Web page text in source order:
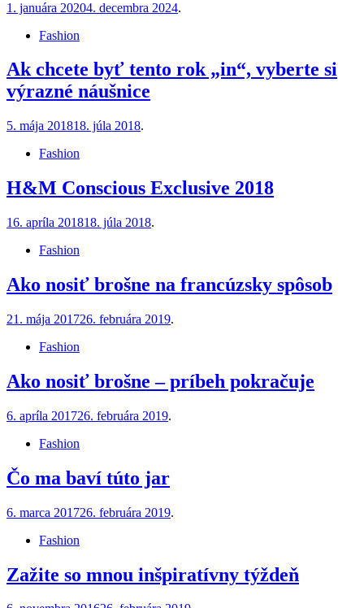
1. januára 20204. decembra 2024.
Fashion
Ak chcete byť tento rok „in“, vyberte si
výrazné náušnice
5. mája 201818. júla 2018.
Fashion
H&M Conscious Exclusive 2018
16. apríla 201818. júla 2018.
Fashion
Ako nosiť brošne na francúzsky spôsob
21. mája 201726. februára 2019.
Fashion
Ako nosiť brošne – príbeh pokračuje
6. apríla 201726. februára 2019.
Fashion
Čo ma baví túto jar
6. marca 201726. februára 2019.
Fashion
Zažite so mnou inšpiratívny týždeň